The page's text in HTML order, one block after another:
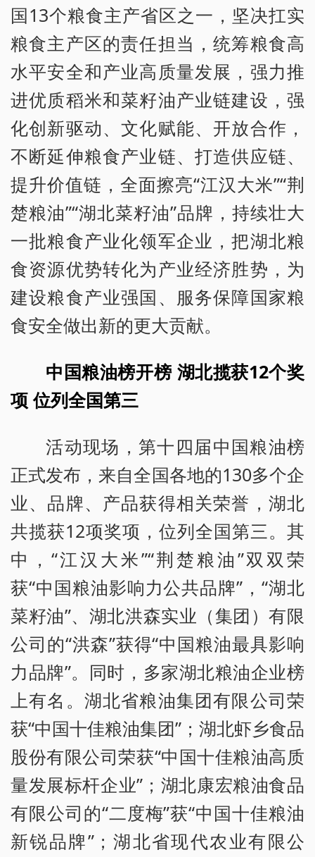
国13个粮食主产省区之一，坚决扛实
粮食主产区的责任担当，统筹粮食高
水平安全和产业高质量发展，强力推
进优质稻米和菜籽油产业链建设，强
化创新驱动、文化赋能、开放合作，
不断延伸粮食产业链、打造供应链、
提升价值链，全面擦亮“江汉大米”“荆
楚粮油”“湖北菜籽油”品牌，持续壮大
一批粮食产业化领军企业，把湖北粮
食资源优势转化为产业经济胜势，为
建设粮食产业强国、服务保障国家粮
食安全做出新的更大贡献。
中国粮油榜开榜 湖北揽获12个奖
项 位列全国第三
活动现场，第十四届中国粮油榜
正式发布，来自全国各地的130多个企
业、品牌、产品获得相关荣誉，湖北
共揽获12项奖项，位列全国第三。其
中，“江汉大米”“荆楚粮油”双双荣
获“中国粮油影响力公共品牌”，“湖北
菜籽油”、湖北洪森实业（集团）有限
公司的“洪森”获得“中国粮油最具影响
力品牌”。同时，多家湖北粮油企业榜
上有名。湖北省粮油集团有限公司荣
获“中国十佳粮油集团”；湖北虾乡食品
股份有限公司荣获“中国十佳粮油高质
量发展标杆企业”；湖北康宏粮油食品
有限公司的“二度梅”获“中国十佳粮油
新锐品牌”；湖北省现代农业有限公